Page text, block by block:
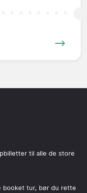
til alle de store
booket tur, bør du rette